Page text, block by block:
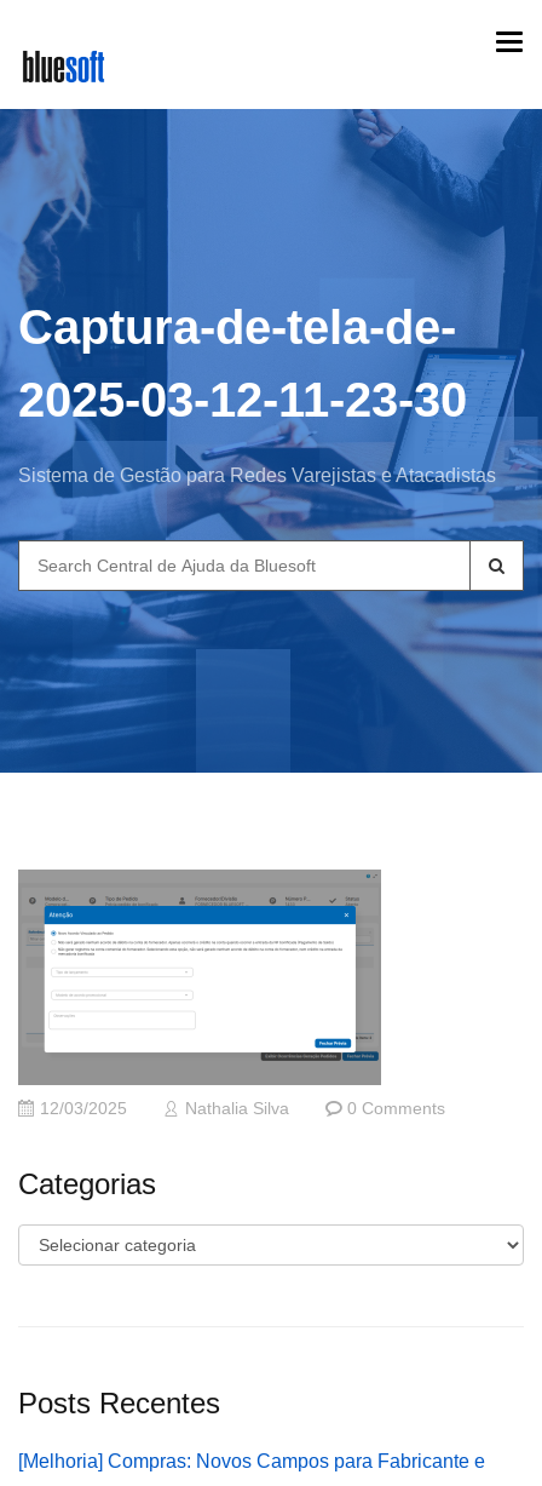
main
content
Captura-de-tela-de-
2025-03-12-11-23-30
Sistema de Gestão para Redes Varejistas e Atacadistas
Search
for:
12/03/2025 Nathalia Silva 0 Comments
Categorias
Categorias
Posts Recentes
[Melhoria] Compras: Novos Campos para Fabricante e